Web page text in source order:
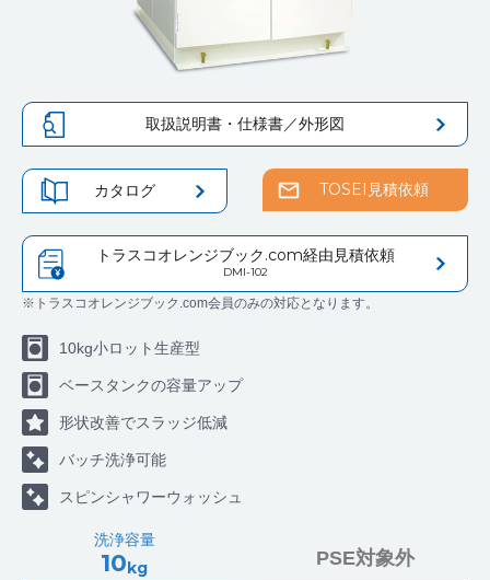
取扱説明書・仕様書／外形図
カタログ TOSEI見積依頼
トラスコオレンジブック.com経由見積依頼
DMI-102
※トラスコオレンジブック.com会員のみの対応となります。
10kg小ロット生産型
ベースタンクの容量アップ
形状改善でスラッジ低減
バッチ洗浄可能
スピンシャワーウォッシュ
洗浄容量
10 kg PSE対象外